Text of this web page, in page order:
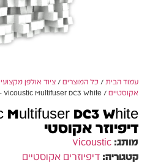
עמוד הבית / כל המוצרים /ציוד אולפן מקצועי
אקוסטיים / Vicoustic Multifuser DC3 White – דיפיוזר אקוסטי
דיפיוזר אקוסטי
מותג:Vicoustic
קטגוריה:דיפיוזרים אקוסטיים